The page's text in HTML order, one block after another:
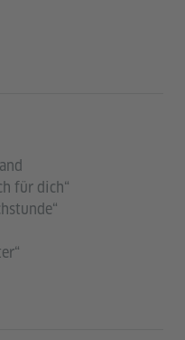
für dich“